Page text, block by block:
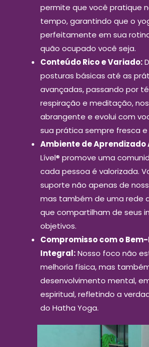
permite que você pratique
tempo, garantindo que o
perfeitamente em sua
quão ocupado você seja.
Conteúdo Rico e Variado:
posturas básicas até as
avançadas, passando por
respiração e meditação,
abrangente e evolui com
sua prática sempre fresca
Ambiente de Aprendizado
Lível® promove uma
cada pessoa é valorizada.
suporte não apenas de
mas também de uma rede
que compartilham de seus
objetivos.
Compromisso com o
Integral:Nosso foco não
melhoria física, mas
desenvolvimento mental,
espiritual, refletindo a
do Hatha Yoga.